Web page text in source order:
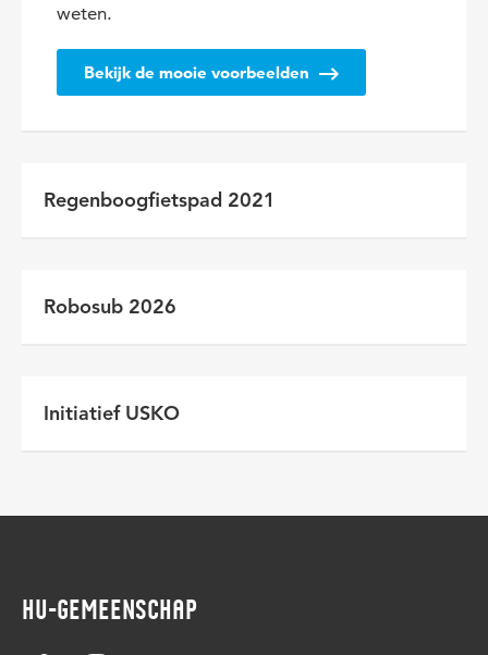
weten.
Bekijk de mooie voorbeelden
Regenboogfietspad 2021
Robosub 2026
Initiatief USKO
HU-GEMEENSCHAP